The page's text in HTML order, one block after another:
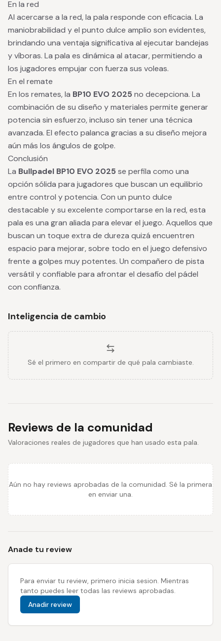
En la red
Al acercarse a la red, la pala responde con eficacia. La
maniobrabilidad y el punto dulce amplio son evidentes,
brindando una ventaja significativa al ejecutar bandejas
y víboras. La pala es dinámica al atacar, permitiendo a
los jugadores empujar con fuerza sus voleas.
En el remate
En los remates, la BP10 EVO 2025 no decepciona. La
combinación de su diseño y materiales permite generar
potencia sin esfuerzo, incluso sin tener una técnica
avanzada. El efecto palanca gracias a su diseño mejora
aún más los ángulos de golpe.
Conclusión
La Bullpadel BP10 EVO 2025 se perfila como una
opción sólida para jugadores que buscan un equilibrio
entre control y potencia. Con un punto dulce
destacable y su excelente comportarse en la red, esta
pala es una gran aliada para elevar el juego. Aquellos que
buscan un toque extra de dureza quizá encuentren
espacio para mejorar, sobre todo en el juego defensivo
frente a golpes muy potentes. Un compañero de pista
versátil y confiable para afrontar el desafío del pádel
con confianza.
Inteligencia de cambio
Sé el primero en compartir de qué pala cambiaste.
Reviews de la comunidad
Valoraciones reales de jugadores que han usado esta pala.
Aún no hay reviews aprobadas de la comunidad. Sé la primera
en enviar una.
Anade tu review
Para enviar tu review, primero inicia sesion. Mientras
tanto puedes leer todas las reviews aprobadas.
Anadir review